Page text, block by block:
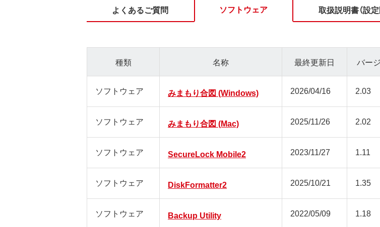
よくあるご質問 ソフトウェア 取扱説明書（設定
種類 名称 最終更新日 バー
ソフトウェア みまもり合図 (Windows) 2026/04/16 2.03
ソフトウェア みまもり合図 (Mac) 2025/11/26 2.02
ソフトウェア SecureLock Mobile2 2023/11/27 1.11
ソフトウェア DiskFormatter2 2025/10/21 1.35
ソフトウェア Backup Utility 2022/05/09 1.18